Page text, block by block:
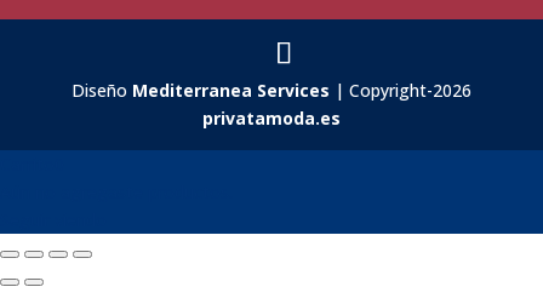
Diseño Mediterranea Services | Copyright-2026
privatamoda.es